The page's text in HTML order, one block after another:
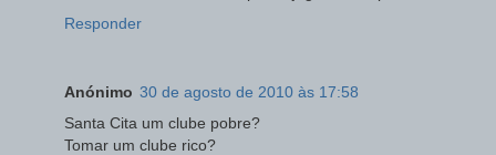
Responder
Anónimo 30 de agosto de 2010 às 17:58
Santa Cita um clube pobre?
Tomar um clube rico?